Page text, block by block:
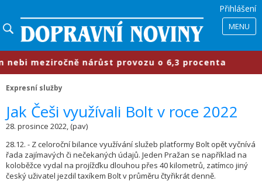
Přihlášení
MENU
meziročně nárůst provozu o 6,3 procenta
Expresní služby
Jak Češi využívali Bolt v roce 2022
28. prosince 2022, (pav)
28.12. - Z celoroční bilance využívání služeb platformy Bolt opět vyčnívá
řada zajímavých či nečekaných údajů. Jeden Pražan se například na
koloběžce vydal na projížďku dlouhou přes 40 kilometrů, zatímco jiný
český uživatel jezdil taxíkem Bolt v průměru čtyřikrát denně.